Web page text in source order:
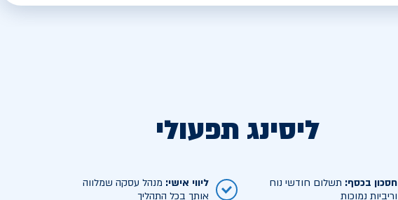
ליסינג תפעולי
חסכון בכסף: תשלום חודשי נוח
וריביות נמוכות
ליווי אישי: מנהל עסקה שמלווה
אותך בכל התהליך